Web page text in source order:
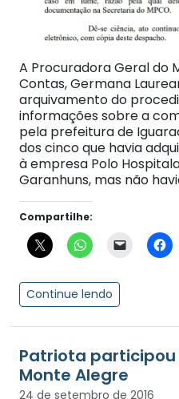
A Procuradora Geral do
Contas, Germana
arquivamento do
informações sobre a
pela prefeitura de
dos cinco que havia
à empresa Polo
Garanhuns, mas não
Compartilhe:
Continue lendo
Patriota
Monte Alegre
24 de setembro de 2016